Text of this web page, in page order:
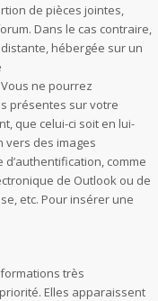
de pièces jointes,
Dans le cas contraire,
hébergée sur un
ne pourrez
présentes sur votre
que celui-ci soit en lui-
vers des images
comme
de Outlook ou de
etc. Pour insérer une
très
Elles apparaissent